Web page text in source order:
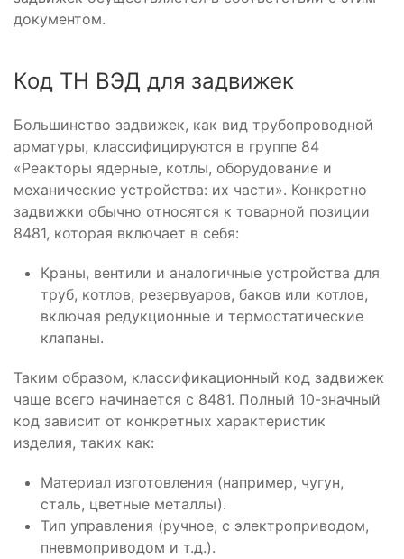
документом.
Код ТН ВЭД для задвижек
Большинство задвижек, как вид трубопроводной
арматуры, классифицируются в группе 84
«Реакторы ядерные, котлы, оборудование и
механические устройства: их части». Конкретно
задвижки обычно относятся к товарной позиции
8481, которая включает в себя:
Краны, вентили и аналогичные устройства для
труб, котлов, резервуаров, баков или котлов,
включая редукционные и термостатические
клапаны.
Таким образом, классификационный код задвижек
чаще всего начинается с 8481. Полный 10-значный
код зависит от конкретных характеристик
изделия, таких как:
Материал изготовления (например, чугун,
сталь, цветные металлы).
Тип управления (ручное, с электроприводом,
пневмоприводом и т.д.).